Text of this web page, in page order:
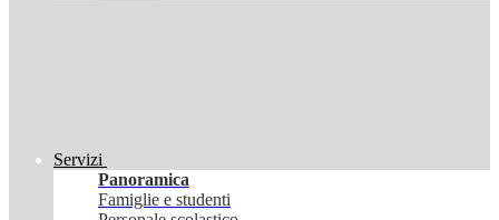
Servizi
Panoramica
Famiglie e studenti